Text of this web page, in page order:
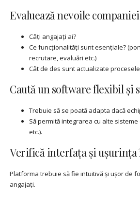
Evaluează nevoile
Câți angajați ai?
Ce funcționalități sunt esențiale?
recrutare, evaluări etc.)
Cât de des sunt actualizate procesele
Caută un software flexibil și
Trebuie să se poată adapta dacă
Să permită integrarea cu alte sisteme
etc.).
Verifică interfața și
Platforma trebuie să fie intuitivă și ușor de
angajați.